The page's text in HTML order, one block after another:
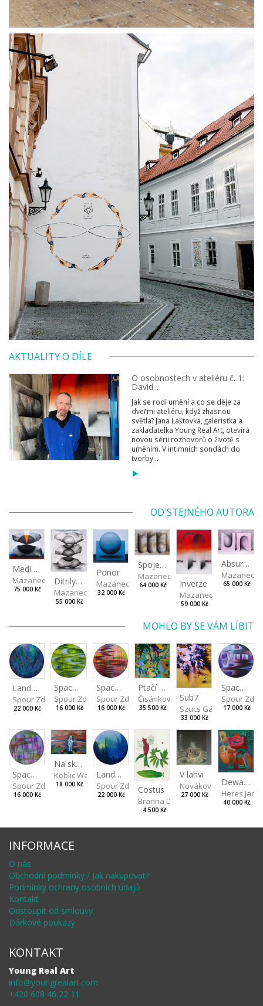
AKTUALITY O DÍLE
O osobnostech v ateliéru č. 1:
David...
Jak se rodí umění a co se děje za
dveřmi ateliéru, když zhasnou
světla? Jana Laštovka, galeristka a
zakladatelka Young Real Art, otevírá
novou sérii rozhovorů o životě s
uměním. V intimních sondách do
tvorby...
OD STEJNÉHO AUTORA
Mediolyth
Mazanec David
75 000 Kč
Ditrilyth
Mazanec David
55 000 Kč
Ponor
Mazanec David
32 000 Kč
Spojené nádoby
Mazanec David
64 000 Kč Inverze
Mazanec David
59 000 Kč
Absurdní
Mazanec
65 000 Kč
MOHLO BY SE VÁM LÍBIT
Landscape III
Spour Zdeněk
22 000 Kč
Spaces I
Spour Zdeněk
16 000 Kč
Spaces II
Spour Zdeněk
16 000 Kč
Ptačí perspektiva
Čisáriková Táňa
35 500 Kč
Sub7
Szucs Gábor
33 000 Kč
Spaces IV
Spour
17 000 Kč
Spaces III
Spour Zdeněk
16 000 Kč
Na skalách
Koblic Walterová Martina
18 000 Kč
Landscape II
Spour Zdeněk
22 000 Kč Costus
Branna Dorota
4 500 Kč
V lahvi
Nováková Blanka
27 000 Kč
Dewa pagan
Heres Jan
40 000 Kč
INFORMACE
O nás
Obchodní podmínky / Jak nakupovat?
Podmínky ochrany osobních údajů
Kontakt
Odstoupit od smlouvy
Dárkové poukazy
KONTAKT
Young Real Art
info@youngrealart.com
+420 608 46 22 11